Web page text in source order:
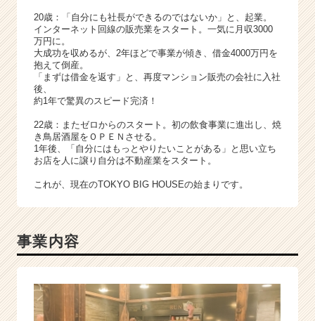
キ
リ
（C
e
r
C
r
20歳：「自分にも社長ができるのではないか」と、起業。
インターネット回線の販売業をスタート。一気に月収3000
万円に。
大成功を収めるが、2年ほどで事業が傾き、借金4000万円を
抱えて倒産。
「まずは借金を返す」と、再度マンション販売の会社に入社
後、
約1年で驚異のスピード完済！
22歳：またゼロからのスタート。初の飲食事業に進出し、焼
き鳥居酒屋をＯＰＥＮさせる。
1年後、「自分にはもっとやりたいことがある」と思い立ち
お店を人に譲り自分は不動産業をスタート。
これが、現在のTOKYO BIG HOUSEの始まりです。
事業内容